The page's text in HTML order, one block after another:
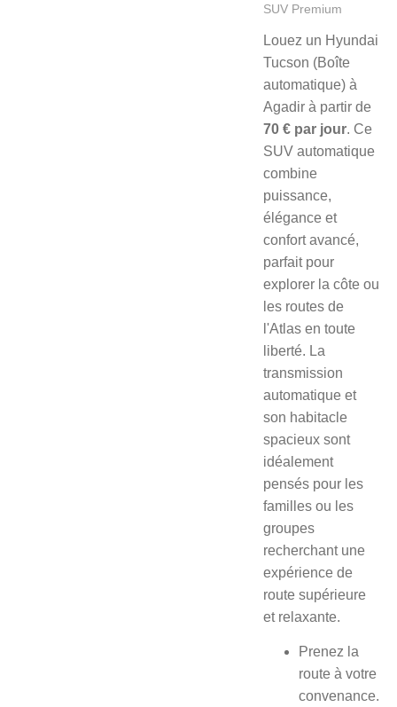
SUV Premium
Louez un Hyundai
Tucson (Boîte
automatique) à
Agadir à partir de
70 € par jour. Ce
SUV automatique
combine
puissance,
élégance et
confort avancé,
parfait pour
explorer la côte ou
les routes de
l'Atlas en toute
liberté. La
transmission
automatique et
son habitacle
spacieux sont
idéalement
pensés pour les
familles ou les
groupes
recherchant une
expérience de
route supérieure
et relaxante.
Prenez la
route à votre
convenance.